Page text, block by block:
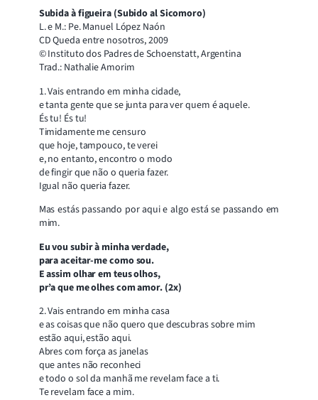
Subida à figueira (Subido al Sicomoro)
L. e M.: Pe. Manuel López Naón
CD Queda entre nosotros, 2009
© Instituto dos Padres de Schoenstatt, Argentina
Trad.: Nathalie Amorim
1. Vais entrando em minha cidade,
e tanta gente que se junta para ver quem é aquele.
És tu! És tu!
Timidamente me censuro
que hoje, tampouco, te verei
e, no entanto, encontro o modo
de fingir que não o queria fazer.
Igual não queria fazer.
Mas estás passando por aqui e algo está se passando em
mim.
Eu vou subir à minha verdade,
para aceitar-me como sou.
E assim olhar em teus olhos,
pr’a que me olhes com amor. (2x)
2. Vais entrando em minha casa
e as coisas que não quero que descubras sobre mim
estão aqui, estão aqui.
Abres com força as janelas
que antes não reconheci
e todo o sol da manhã me revelam face a ti.
Te revelam face a mim.